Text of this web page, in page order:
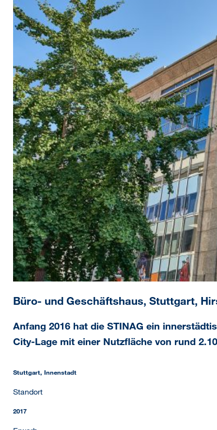
Büro- und Geschäftshaus, Stuttgart,
Anfang 2016 hat die STINAG ein
City-Lage mit einer Nutzfläche von rund
Stuttgart, Innenstadt
Standort
2017